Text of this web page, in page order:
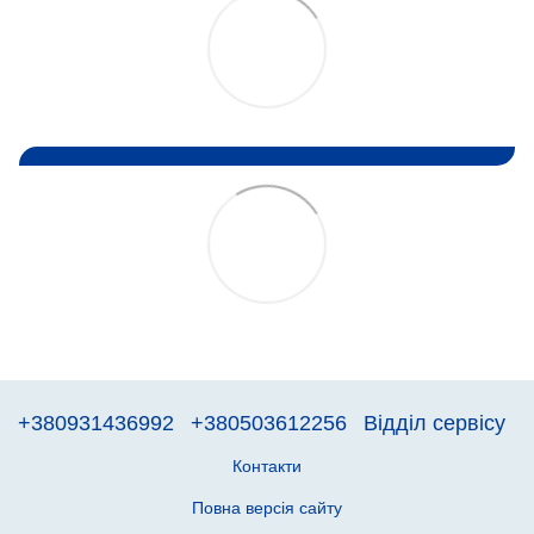
+380931436992 +380503612256 Відділ сервісу
Контакти
Повна версія сайту